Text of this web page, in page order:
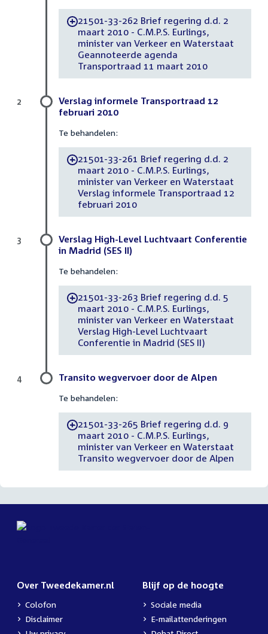
-21501-33-262 Brief regering d.d. 2
maart 2010 - C.M.P.S. Eurlings,
minister van Verkeer en Waterstaat
Geannoteerde agenda
Transportraad 11 maart 2010
Verslag informele Transportraad 12
februari 2010
Te behandelen:
-21501-33-261 Brief regering d.d. 2
maart 2010 - C.M.P.S. Eurlings,
minister van Verkeer en Waterstaat
Verslag informele Transportraad 12
februari 2010
2
Verslag High-Level Luchtvaart Conferentie
in Madrid (SES II)
Te behandelen:
-21501-33-263 Brief regering d.d. 5
maart 2010 - C.M.P.S. Eurlings,
minister van Verkeer en Waterstaat
Verslag High-Level Luchtvaart
Conferentie in Madrid (SES II)
3
Transito wegvervoer door de Alpen
Te behandelen:
-21501-33-265 Brief regering d.d. 9
maart 2010 - C.M.P.S. Eurlings,
minister van Verkeer en Waterstaat
Transito wegvervoer door de Alpen
4
Over Tweedekamer.nl
Colofon
Disclaimer
Blijf op de hoogte
Sociale media
E-mailattenderingen